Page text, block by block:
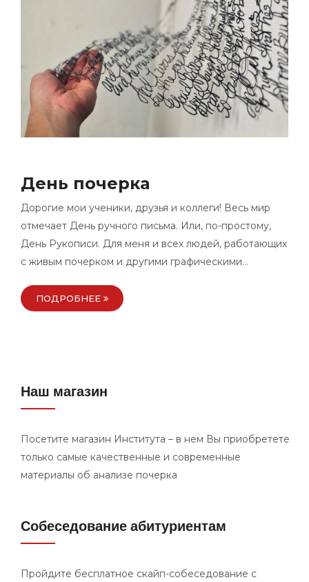
День почерка
Дорогие мои ученики, друзья и коллеги! Весь мир
отмечает День ручного письма. Или, по-простому,
День Рукописи. Для меня и всех людей, работающих
с живым почерком и другими графическими…
ПОДРОБНЕЕ
Наш магазин
Посетите магазин Института – в нем Вы приобретете
только самые качественные и современные
материалы об анализе почерка
Собеседование абитуриентам
Пройдите бесплатное скайп-собеседование с